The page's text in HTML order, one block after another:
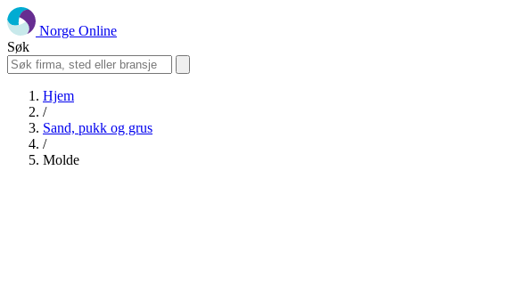
Norge Online
Søk
Hjem
/
Sand, pukk og grus
/
Molde